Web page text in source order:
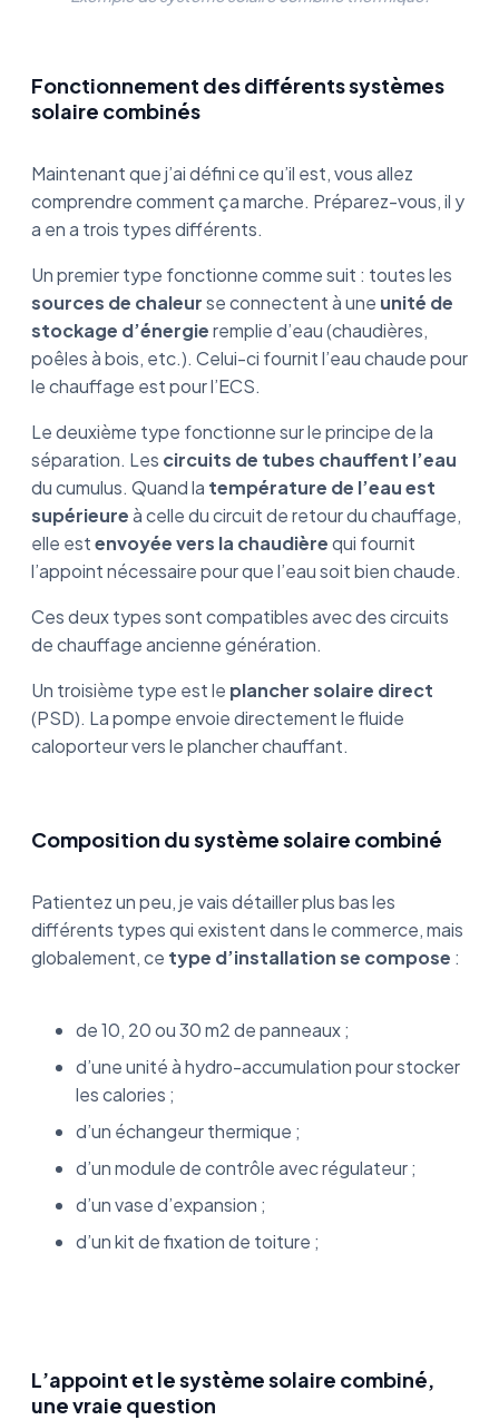
Fonctionnement des différents systèmes
solaire combinés
Maintenant que j’ai défini ce qu’il est, vous allez
comprendre comment ça marche. Préparez-vous, il y
a en a trois types différents.
Un premier type fonctionne comme suit : toutes les
sources de chaleurse connectent à une unité de
stockage d’énergieremplie d’eau (chaudières,
poêles à bois, etc.). Celui-ci fournit l’eau chaude pour
le chauffage est pour l’ECS.
Le deuxième type fonctionne sur le principe de la
séparation. Les circuits de tubes chauffent l’eau
du cumulus. Quand la température de l’eau est
supérieureà celle du circuit de retour du chauffage,
elle estenvoyée vers la chaudièrequi fournit
l’appoint nécessaire pour que l’eau soit bien chaude.
Ces deux types sont compatibles avec des circuits
de chauffage ancienne génération.
Un troisième type est le plancher solaire direct
(PSD). La pompe envoie directement le fluide
caloporteur vers le plancher chauffant.
Composition du système solaire combiné
Patientez un peu, je vais détailler plus bas les
différents types qui existent dans le commerce, mais
globalement, ce type d’installation se compose :
de 10, 20 ou 30 m2 de panneaux ;
d’une unité à hydro-accumulation pour stocker
les calories ;
d’un échangeur thermique ;
d’un module de contrôle avec régulateur ;
d’un vase d’expansion ;
d’un kit de fixation de toiture ;
L’appoint et le système solaire combiné,
une vraie question